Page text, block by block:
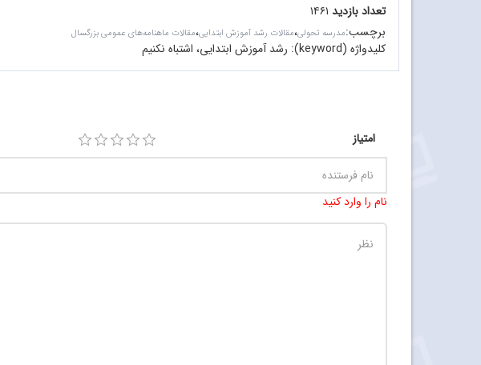
تعداد بازدید ۱۴۶۱
برچسب:مدرسه تحولی،مقالات رشد آموزش ابتدایی،مقالات ماهنامه‌های عمومی بزرگسال
کلیدواژه (keyword): رشد آموزش ابتدایی، اشتباه نکنیم
امتیاز
نام را وارد کنید